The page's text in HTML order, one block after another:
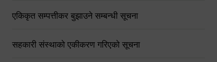
एकिकृत सम्पत्तीकर बुझाउने सम्बन्धी सूचना
सहकारी संस्थाको एकीकरण गरिएको सूचना